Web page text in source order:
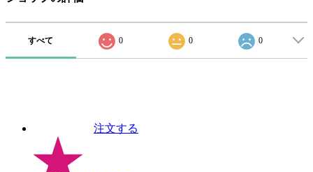
すべて 0 0 0
注文する